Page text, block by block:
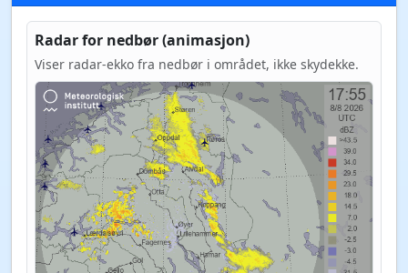
Radar for nedbør (animasjon)
Viser radar-ekko fra nedbør i området, ikke skydekke.